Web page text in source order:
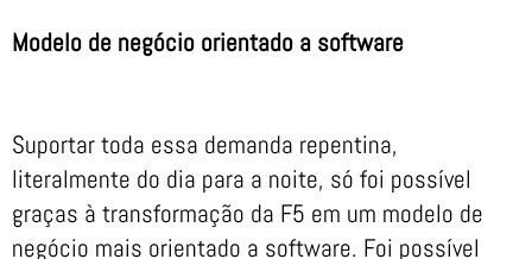
Modelo de negócio orientado a software
Suportar toda essa demanda repentina,
literalmente do dia para a noite, só foi possível
graças à transformação da F5 em um modelo de
negócio mais orientado a software. Foi possível